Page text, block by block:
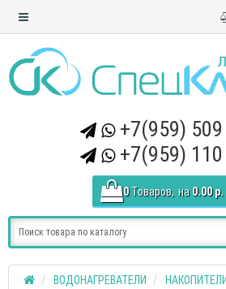
+7(959)
+7(959)
0 Tоваров, на 0.00 р.
ВОДОНАГРЕВАТЕЛИ